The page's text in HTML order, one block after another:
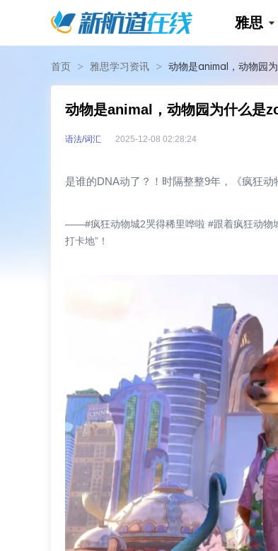
雅思
首页 > 雅思学习资讯 > 动物是animal，动物园
动物是animal，动物园为什么是
语法/词汇 2025-12-08 02:28:24
是谁的DNA动了？！时隔整整9年，《疯狂
——#疯狂动物城2哭得稀里哗啦 #跟着疯狂动物
打卡地”！